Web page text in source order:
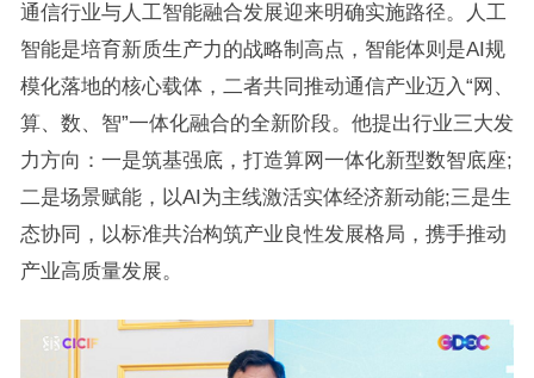
通信行业与人工智能融合发展迎来明确实施路径。人工
智能是培育新质生产力的战略制高点，智能体则是AI规
模化落地的核心载体，二者共同推动通信产业迈入“网、
算、数、智”一体化融合的全新阶段。他提出行业三大发
力方向：一是筑基强底，打造算网一体化新型数智底座;
二是场景赋能，以AI为主线激活实体经济新动能;三是生
态协同，以标准共治构筑产业良性发展格局，携手推动
产业高质量发展。